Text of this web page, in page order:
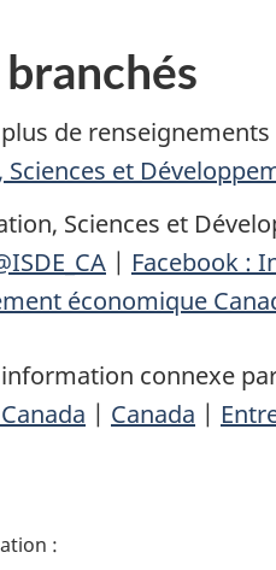
de
et
Sciences et
| Facebook :
économique
connexe
| Canada |